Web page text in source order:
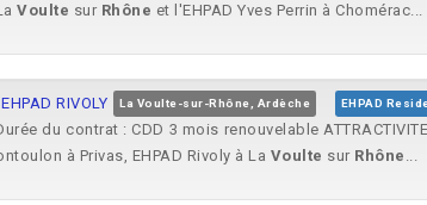
Voulte sur Rhône et l'EHPAD Yves Perrin à Chomérac...
RIVOLY La Voulte-sur-Rhône, Ardèche EHPAD
du contrat : CDD 3 mois renouvelable
à Privas, EHPAD Rivoly à La Voulte sur Rhône ...